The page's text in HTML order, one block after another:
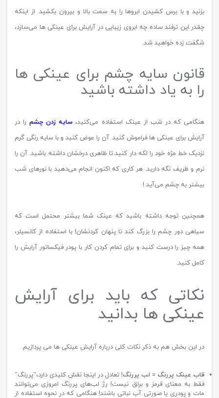
بزنید و با برس کشیدن ابروها را به سمت بالا و بیرون بکشید. از اینکه
چقدر این ترفند ساده چه ابروی زیبایی در آرایش برای عینکی ها می‌سازد،
شگفت زده خواهید شد.
قانون سایه چشم برای عینکی ها
را به یاد داشته باشید
هنگامی که در شب از عینک استفاده می‌کنید، سایه زدن چشمرا در
آرایش برای عینکی ها فراموش کنید. آن را عوض کنید و با سایه رنگی گرم
نزدیک خط مژه خود را لکه دار کنید تا ظاهری درخشان داشته باشید. آن را
نرم و ظریف نگه دارید. هر کاری که اکنون انجام می‌دهید با نورهای شب
بیشتر به چشم می‌آید !
همچنین توجه داشته باشید که عینک شما بیشتر محتمل است که
سیاهی دور چشم را بزرگ کند تا پنهان کردنشان! با استفاده از کانسیلر،
همه چیز را درست کنید و برای تمام کردن کار با پودر فیکساتور آرایش را
کامل کنید.
نکاتی که باید برای آرایش
عینکی ها بدانید
در این بخش هم به ذکر نکات کلی درباره آرایش عینکی ها می پردازیم.
قاب عینک پررنگ = لب پررنگ! تعادل در اینجا نقش کلیدی دارد،”پررنگ”
فقط به معنای قرمز و براق نیست! رژ لب‌های پررنگ امروزی می‌توانند
مات و پودری یا صورتی آب نباتی باشند! هنگامی که در نحوه استفاده از